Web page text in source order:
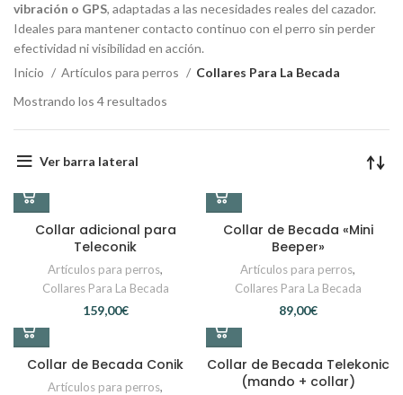
vibración o GPS, adaptadas a las necesidades reales del cazador.
Ideales para mantener contacto continuo con el perro sin perder
efectividad ni visibilidad en acción.
Inicio
Artículos para perros
Collares Para La Becada
Mostrando los 4 resultados
Ver barra lateral
Collar adicional para
Teleconik
Artículos para perros,
Collares Para La Becada
€
Collar de Becada «Mini
Beeper»
Artículos para perros,
Collares Para La Becada
€
Collar de Becada Conik
Artículos para perros,
Collar de Becada Telekonic
(mando + collar)